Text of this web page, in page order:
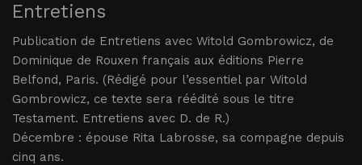
Entretiens
Publication de Entretiens avec Witold Gombrowicz, de
Dominique de Rouxen français aux éditions Pierre
Belfond, Paris. (Rédigé pour l’essentiel par Witold
Gombrowicz, ce texte sera réédité sous le titre
Testament. Entretiens avec D. de R.)
Décembre : épouse Rita Labrosse, sa compagne depuis
cinq ans.